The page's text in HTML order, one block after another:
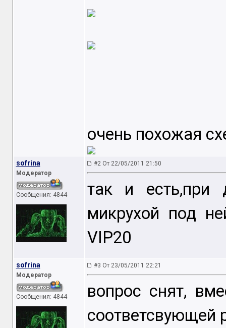
очень похожая
sofrina
Модератор
Сообщения: 4844
#2 От 22/05/2011 21:50
так и есть,при
микрухой под
VIP20
sofrina
Модератор
Сообщения: 4844
#3 От 23/05/2011 22:21
вопрос снят,
соответсвующей